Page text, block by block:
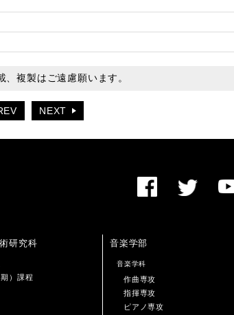
複製はご遠慮願います。
NEXT
研究科
）課程
音楽学部
音楽学科
作曲専攻
指揮専攻
ピアノ専攻